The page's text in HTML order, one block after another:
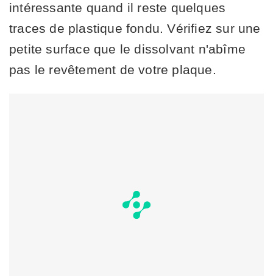
intéressante quand il reste quelques
traces de plastique fondu. Vérifiez sur une
petite surface que le dissolvant n'abîme
pas le revêtement de votre plaque.